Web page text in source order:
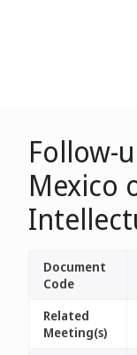
Follow-
Mexico
Document
Code
Related
Meeting(s)